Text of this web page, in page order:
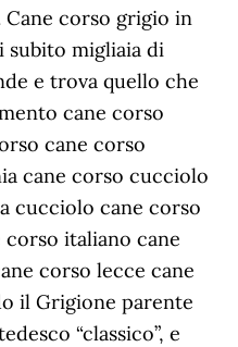
corso grigio in
subito migliaia di
e trova quello che
cane corso
cane corso
cane corso cucciolo
cucciolo cane corso
italiano cane
corso lecce cane
il Grigione parente
“classico”, e